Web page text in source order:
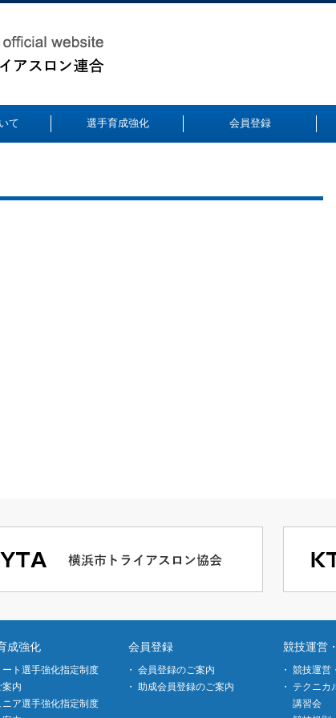
て 選手育成強化 会員登録
成強化
ート選手強化指定制度
案内
ニア選手強化指定制度
会員登録
会員登録のご案内
助成会員登録のご案内
競技運営
競技運営
テクニカ
講習会